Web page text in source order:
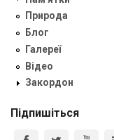
Природа
Блог
Галереї
Відео
Закордон
Підпишіться